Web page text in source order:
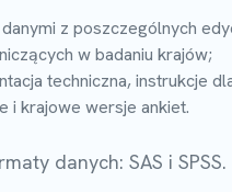
z poszczególnych
w badaniu krajów;
techniczna, instrukcje
i krajowe wersje ankiet.
danych: SAS i SPSS.